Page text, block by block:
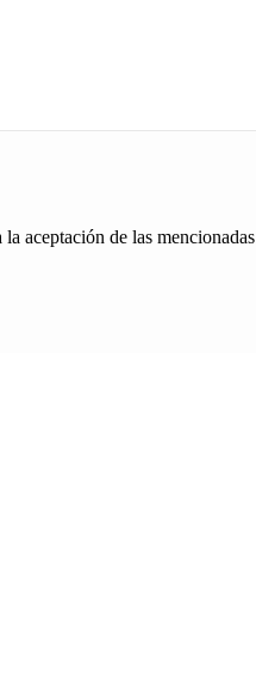
aceptación de las